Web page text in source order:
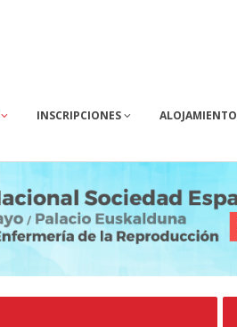
INSCRIPCIONES ALOJAMIENTO